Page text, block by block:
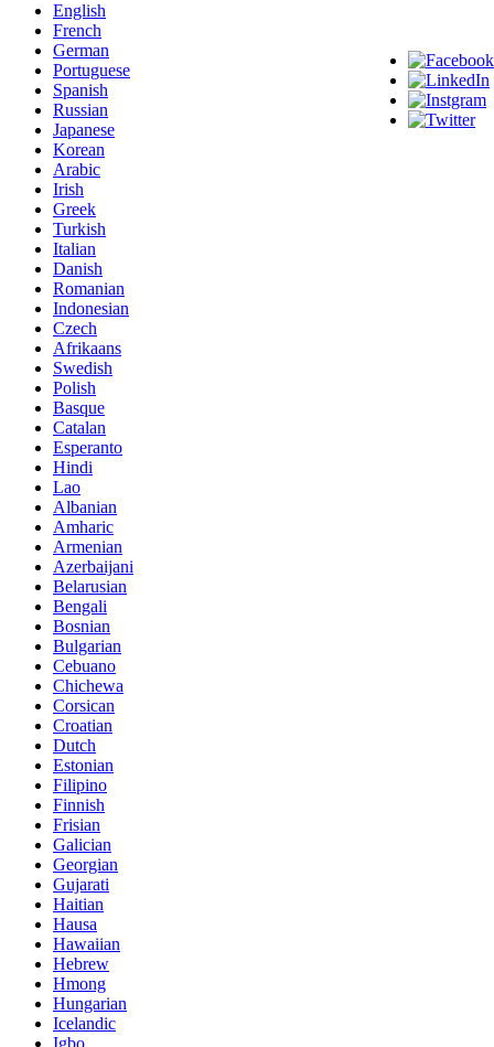
English
French
German
Portuguese
Spanish
Russian
Japanese
Korean
Arabic
Irish
Greek
Turkish
Italian
Danish
Romanian
Indonesian
Czech
Afrikaans
Swedish
Polish
Basque
Catalan
Esperanto
Hindi
Lao
Albanian
Amharic
Armenian
Azerbaijani
Belarusian
Bengali
Bosnian
Bulgarian
Cebuano
Chichewa
Corsican
Croatian
Dutch
Estonian
Filipino
Finnish
Frisian
Galician
Georgian
Gujarati
Haitian
Hausa
Hawaiian
Hebrew
Hmong
Hungarian
Icelandic